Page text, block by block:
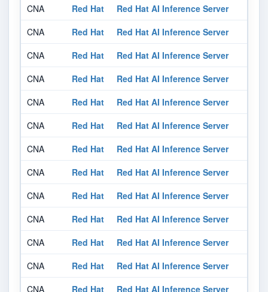
CNA Red Hat
Red Hat AI Inference Server
CNA
Red Hat
Red Hat AI Inference Server
CNA
Red Hat
Red Hat AI Inference Server
CNA
Red Hat
Red Hat AI Inference Server
CNA
Red Hat
Red Hat AI Inference Server
CNA
Red Hat
Red Hat AI Inference Server
CNA
Red Hat
Red Hat AI Inference Server
CNA
Red Hat
Red Hat AI Inference Server
CNA
Red Hat
Red Hat AI Inference Server
CNA
Red Hat
Red Hat AI Inference Server
CNA
Red Hat
Red Hat AI Inference Server
CNA
Red Hat
Red Hat AI Inference Server
CNA
Red Hat
Red Hat AI Inference Server